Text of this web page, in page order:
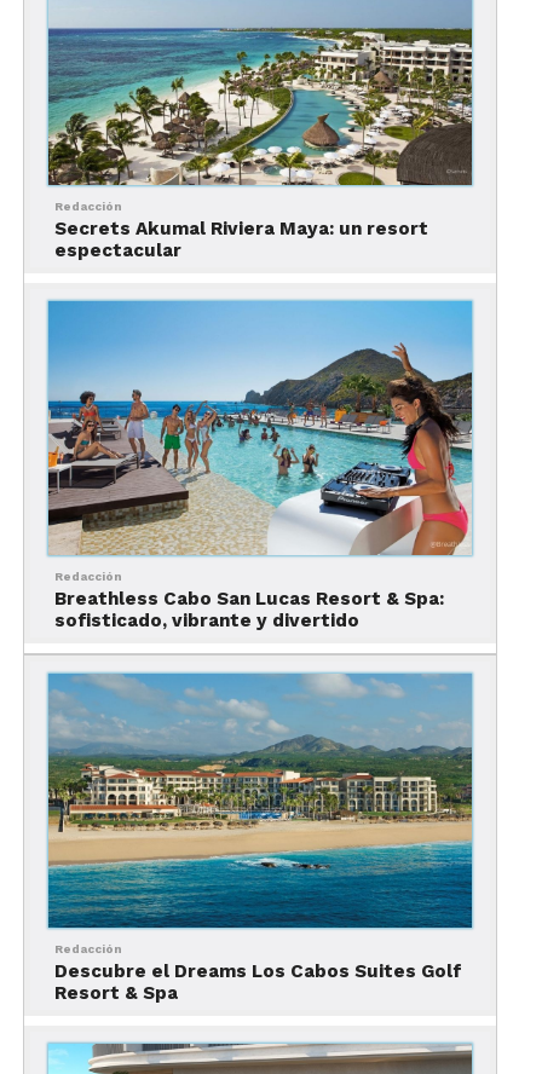
Selling Points del Secrets Puerto Los Cabos Golf
Cuenta con el reconocimiento de
Cuatro Diamantes de la AAA desde
2016.
Se encuentra a solamente 30 minutos
delAeropuerto Internacional de Los
Cabos, a 10 minutos deSan Joséy a
unos minutos de Cabo San Lucasy de
su gran oferta cultural y de
entretenimiento.
comunidadPuerto Los Cabos, a sólo
unos pasos de espacios recreativos,
campos deportivos y un bello jardín
botánico, así como de la Marina, con
su villa peatonal, sus jardines y su
paseo artesanal.
Ofrece a sus huéspedes acceso a 4.83
kilómetros deprístinas playas.
Cuenta con500 suites de 14
categorías, con balcones y terrazas
con vistas sorprendentes a las
océano. Algunas de ellas son pet-
Redacción
Secrets Akumal Riviera Maya: un resort
espectacular
Redacción
Breathless Cabo San Lucas Resort & Spa:
sofisticado, vibrante y divertido
Redacción
Descubre el Dreams Los Cabos Suites Golf
Resort & Spa